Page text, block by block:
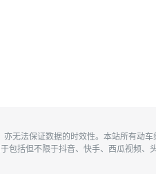
无法保证数据的时效性。本站所有动
括但不限于抖音、快手、西瓜视频、